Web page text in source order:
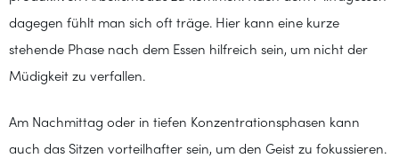
dagegen fühlt man sich oft träge. Hier kann eine kurze
stehende Phase nach dem Essen hilfreich sein, um nicht der
Müdigkeit zu verfallen.
Am Nachmittag oder in tiefen Konzentrationsphasen kann
auch das Sitzen vorteilhafter sein, um den Geist zu fokussieren.